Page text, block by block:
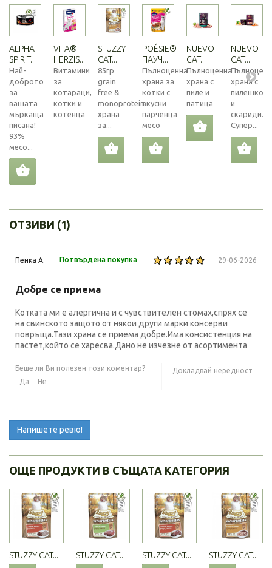
ALPHA
SPIRIT...
Най-
доброто
за
вашата
мъркаща
писана!
93%
месо...
VITA®
HERZIS...
Витамини
за
котараци,
котки и
котенца
STUZZY
CAT...
85гр
grain
free &
monoprotein
храна
за...
POÉSIE®
ПАУЧ...
Пълноценна
храна за
котки с
вкусни
парченца
месо
NUEVO
CAT...
Пълноценна
храна с
пиле и
патица
NUEVO
CAT...
храна с
пилешко
и
скариди.
Супер...
ОТЗИВИ (1)
Пенка А. Потвърдена покупка 29-06-2026
Добре се приема
Котката ми е алергична и с чувствителен стомах,спрях се
на свинското защото от някои други марки консерви
повръща.Тази храна се приема добре.Има консистенция на
пастет,който се харесва.Дано не изчезне от асортимента
Беше ли Ви полезен този коментар?
Да
Не
Докладвай нередност
Напишете ревю!
ОЩЕ ПРОДУКТИ В СЪЩАТА КАТЕГОРИЯ
STUZZY CAT... STUZZY CAT... STUZZY CAT... STUZZY CAT...